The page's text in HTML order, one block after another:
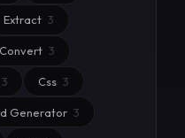
Extract 3
Convert 3
3 Css 3
Generator 3